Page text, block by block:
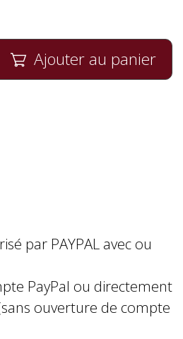
 Ajouter au panier
par PAYPAL avec ou
PayPal ou directement
ouverture de compte